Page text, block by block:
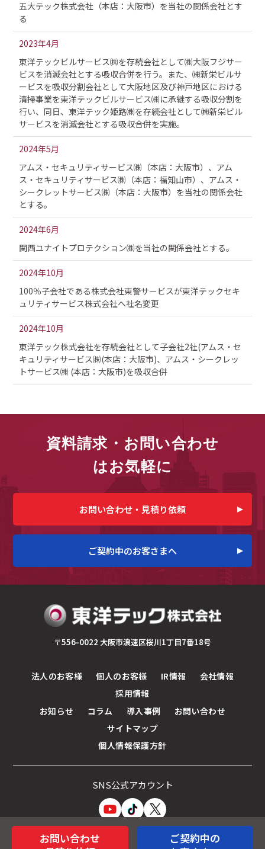
お問い合わせ
ご契約中の
五大テック株式会社（本店：大阪市）を当社の関係会社とす
る
2023年4月
東洋テックビルサービス㈱を存続会社として㈱大阪フジサー
ビスを消滅会社とする吸収合併を行う。また、㈱新栄ビルサ
ービスを吸収分割会社として大阪地区及び神戸地区における
清掃事業を東洋テックビルサービス㈱に承継する吸収分割を
行い、同日、東洋テック姫路㈱を存続会社として㈱新栄ビル
サービスを消滅会社とする吸収合併を実施。
2024年5月
アムス・セキュリティサービス㈱（本店：大阪市）、アム
ス・セキュリティサービス㈱（本店：福知山市）、アムス・
シークレットサービス㈱（本店：大阪市）を当社の関係会社
とする。
2024年6月
関西ユナイトプロテクション㈱を当社の関係会社とする。
2024年10月
100％子会社である株式会社東警サービスが東洋テックセキ
ュリティサービス株式会社へ社名変更
2024年10月
東洋テック株式会社を存続会社として子会社2社(アムス・セ
キュリティサービス㈱(本店：大阪市)、アムス・シークレッ
トサービス㈱ (本店：大阪市)を吸収合併
資料請求・お問い合わせ
はお気軽に
お問い合わせ・見積り依頼
ご契約中のお客さまへ
〒556-0022 大阪市浪速区桜川1丁目7番18号
法人のお客様 個人のお客様 IR情報
会社情報
採用情報
お知らせ
コラム 導入事例
お問い合わせ
サイトマップ
個人情報保護方針
SNS公式アカウント